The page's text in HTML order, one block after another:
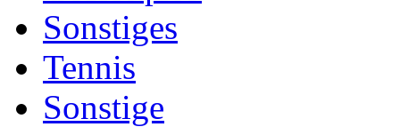
Sonstiges
Tennis
Sonstige